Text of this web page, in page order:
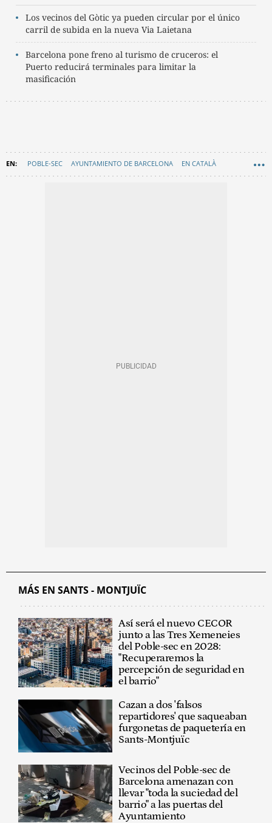
Los vecinos del Gòtic ya pueden circular por el único
carril de subida en la nueva Via Laietana
Barcelona pone freno al turismo de cruceros: el
Puerto reducirá terminales para limitar la
masificación
POBLE-SEC AYUNTAMIENTO DE BARCELONA EN CATALÀ
MÁS EN SANTS - MONTJUÏC
Así será el nuevo CECOR
junto a las Tres Xemeneies
del Poble-sec en 2028:
"Recuperaremos la
percepción de seguridad en
el barrio"
Cazan a dos 'falsos
repartidores' que saqueaban
furgonetas de paquetería en
Sants-Montjuïc
Vecinos del Poble-sec de
Barcelona amenazan con
llevar "toda la suciedad del
barrio" a las puertas del
Ayuntamiento